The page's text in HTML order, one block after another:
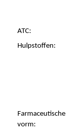
ATC:
Hulpstoffen:
Farmaceutische
vorm: